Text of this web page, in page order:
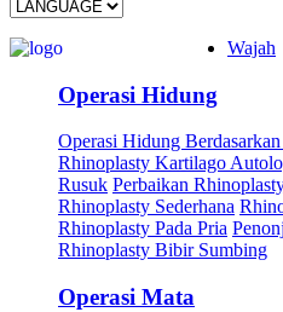
Wajah
Operasi Hidung
Operasi Hidung
Rhinoplasty Kartilago
Rusuk Perbaikan
Rhinoplasty Sederhana
Rhinoplasty Pada Pria
Rhinoplasty Bibir Sumbing
Operasi Mata